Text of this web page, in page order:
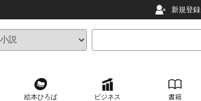
新規登録
絵本ひろば ビジネス 書籍